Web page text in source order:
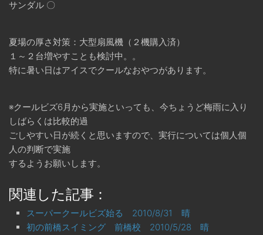
サンダル 〇
夏場の厚さ対策：大型扇風機（２機購入済）
１～２台増やすことも検討中。。
特に暑い日はアイスでクールなおやつがあります。
※クールビズ6月から実施といっても、今ちょうど梅雨に入り
しばらくは比較的過
ごしやすい日が続くと思いますので、実行については個人個
人の判断で実施
するようお願いします。
関連した記事：
スーパークールビズ始る 2010/8/31 晴
初の前橋スイミング 前橋校 2010/5/28 晴